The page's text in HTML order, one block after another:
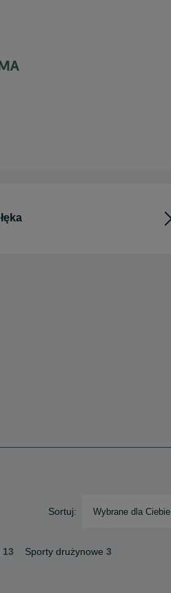
Sortuj: Wybrane dla Ciebie
13 Sporty drużynowe 3